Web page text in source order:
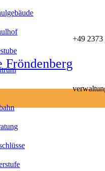
Fröndenberg
+49 2373